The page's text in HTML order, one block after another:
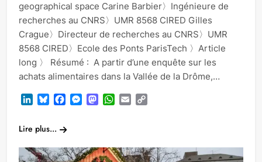
geographical space Carine Barbier〉Ingénieure de
recherches au CNRS〉UMR 8568 CIRED Gilles
Crague〉Directeur de recherches au CNRS〉UMR
8568 CIRED〉Ecole des Ponts ParisTech 〉Article
long 〉 Résumé : A partir d’une enquête sur les
achats alimentaires dans la Vallée de la Drôme,…
LinkedInBlueskyFacebook
Messenger
Mastodon
WhatsApp
Email
Lire plus...